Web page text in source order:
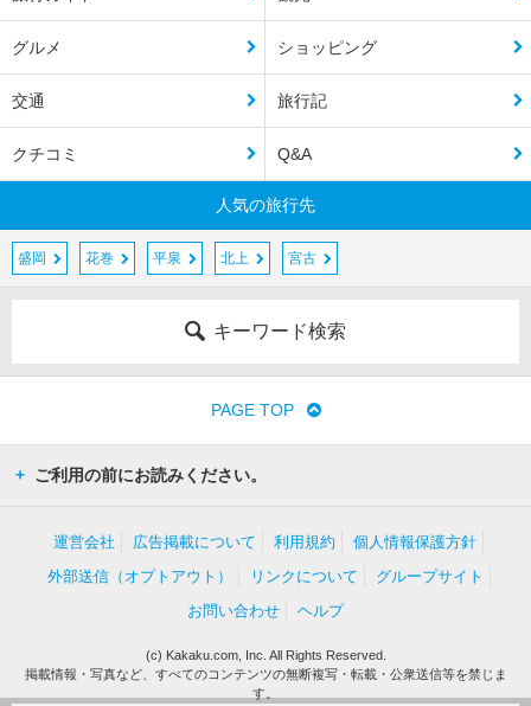
グルメ ショッピング
交通 旅行記
クチコミ Q&A
人気の旅行先
盛岡 花巻 平泉 北上 宮古
キーワード検索
PAGE TOP
ご利用の前にお読みください。
運営会社 広告掲載について 利用規約
個人情報保護方針
外部送信（オプトアウト）
リンクについて
グループサイト
お問い合わせ
ヘルプ
(c) Kakaku.com, Inc. All Rights Reserved.
掲載情報・写真など、すべてのコンテンツの無断複写・転載・公衆送信等を禁じま
す。